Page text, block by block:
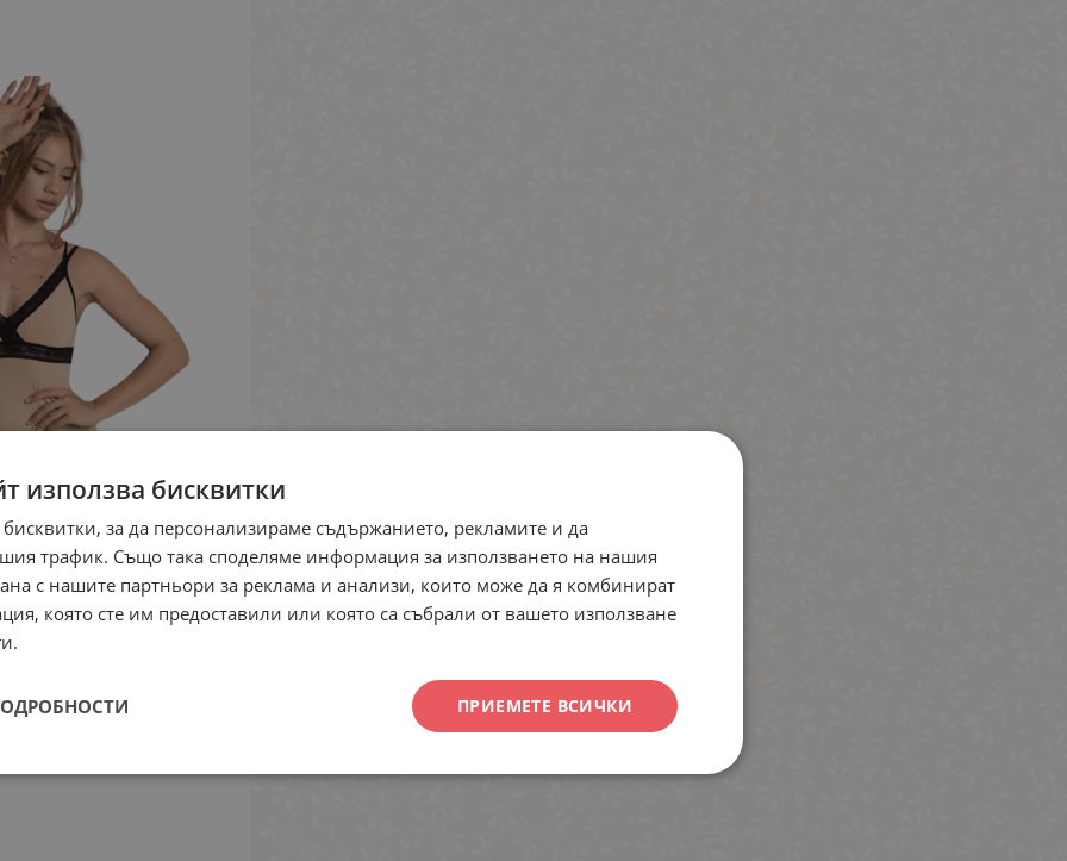
използва бисквитки
за да персонализираме съдържанието, рекламите и да
трафик. Също така споделяме информация за използването на нашия
с нашите партньори за реклама и анализи, които може да я комбинират
която сте им предоставили или която са събрали от вашето използване
ПРИЕМЕТЕ ВСИЧКИ